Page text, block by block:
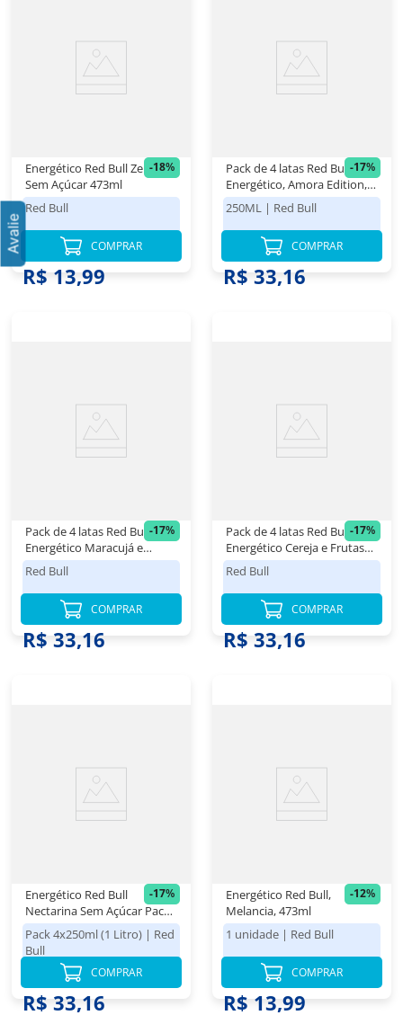
-18%
Energético Red Bull Zero
Sem Açúcar 473ml
Red Bull
R$ 16,98
R$ 13,99
COMPRAR
-17%
Pack de 4 latas Red Bull
Energético, Amora Edition,
Frutas Vermelhas Sem
Açúcar 250ml
250ML | Red Bull
R$ 39,98
R$ 33,16
COMPRAR
-17%
Pack de 4 latas Red Bull
Energético Maracujá e
Melão 250ml
Red Bull
R$ 39,98
R$ 33,16
COMPRAR
-17%
Pack de 4 latas Red Bull
Energético Cereja e Frutas
Silvestres 250ml
Red Bull
R$ 39,98
R$ 33,16
COMPRAR
-17%
Energético Red Bull
Nectarina Sem Açúcar Pack
4 Unidades 250ml
Pack 4x250ml (1 Litro) | Red
Bull
R$ 39,98
R$ 33,16
COMPRAR
-12%
Energético Red Bull,
Melancia, 473ml
1 unidade | Red Bull
R$ 15,98
R$ 13,99
COMPRAR